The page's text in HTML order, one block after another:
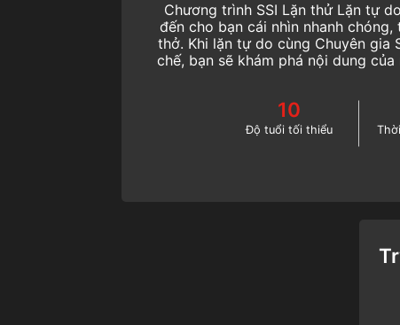
Chương trình SSI Lặn thử Lặn tự
đến cho bạn cái nhìn nhanh
thở. Khi lặn tự do cùng Chuyên gia
chế, bạn sẽ khám phá nội dung
10
Độ tuổi tối thiểu